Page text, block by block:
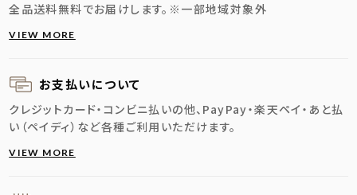
全品送料無料でお届けします。 ※一部地域対象外
VIEW MORE
お支払いについて
クレジットカード・コンビニ払いの他、PayPay・楽天ペイ・あと払
い（ペイディ）など各種ご利用いただけます。
VIEW MORE